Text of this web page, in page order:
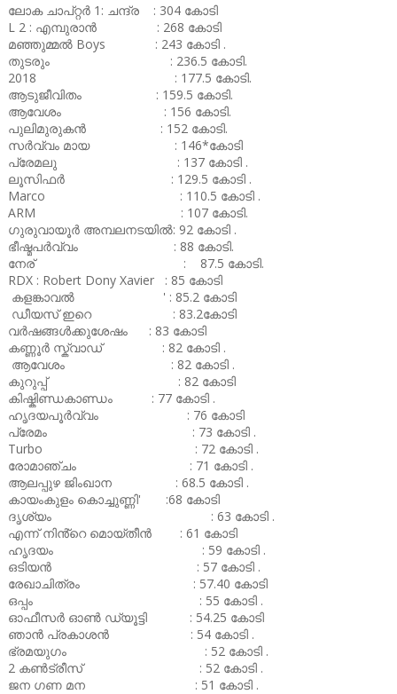
ലോക ചാപ്റ്റർ 1: ചന്ദ്ര : 304 കോടി
L 2 : എമ്പുരാൻ : 268 കോടി
മഞ്ഞുമ്മൽ Boys : 243 കോടി .
തുടരും : 236.5 കോടി.
2018 : 177.5 കോടി.
ആടുജീവിതം : 159.5 കോടി.
ആവേശം : 156 കോടി.
പുലിമുരുകൻ : 152 കോടി.
സർവ്വം മായ : 146*കോടി
പ്രേമലു : 137 കോടി .
ലൂസിഫർ : 129.5 കോടി .
Marco : 110.5 കോടി .
ARM : 107 കോടി.
ഗുരുവായൂർ അമ്പലനടയിൽ: 92 കോടി .
ഭീഷ്മപർവ്വം : 88 കോടി.
നേര് : 87.5 കോടി.
RDX : Robert Dony Xavier : 85 കോടി
കളങ്കാവൽ ' : 85.2 കോടി
ഡീയസ് ഇറെ : 83.2കോടി
വർഷങ്ങൾക്കുശേഷം : 83 കോടി
കണ്ണൂർ സ്ക്വാഡ് : 82 കോടി .
ആവേശം : 82 കോടി .
കുറുപ്പ് : 82 കോടി
കിഷ്കിണ്ഡകാണ്ഡം : 77 കോടി .
ഹൃദയപൂർവ്വം : 76 കോടി
പ്രേമം : 73 കോടി .
Turbo : 72 കോടി .
രോമാഞ്ചം : 71 കോടി .
ആലപ്പുഴ ജിംഖാന : 68.5 കോടി .
കായംകുളം കൊച്ചുണ്ണി' :68 കോടി
ദൃശ്യം : 63 കോടി .
എന്ന് നിൻ്റെ മൊയ്തീൻ : 61 കോടി
ഹൃദയം : 59 കോടി .
ഒടിയൻ : 57 കോടി .
രേഖാചിത്രം : 57.40 കോടി
ഒപ്പം : 55 കോടി .
ഓഫീസർ ഓൺ ഡ്യൂട്ടി : 54.25 കോടി
ഞാൻ പ്രകാശൻ : 54 കോടി .
ഭ്രമയുഗം : 52 കോടി .
2 കൺട്രീസ് : 52 കോടി .
ജന ഗണ മന : 51 കോടി .